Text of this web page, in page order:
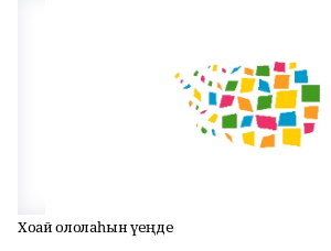
Хоҙай ололаһын үҙеңде